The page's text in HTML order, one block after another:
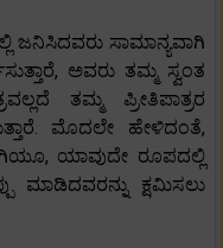
ಜನಿಸಿದವರು ಸಾಮಾನ್ಯವಾಗಿ
ಅವರು ತಮ್ಮ ಸ್ವಂತ
ತಮ್ಮ ಪ್ರೀತಿಪಾತ್ರರ
ಮೊದಲೇ ಹೇಳಿದಂತೆ,
ಯಾವುದೇ ರೂಪದಲ್ಲಿ
ಮಾಡಿದವರನ್ನು ಕ್ಷಮಿಸಲು